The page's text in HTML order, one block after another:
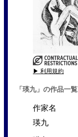
▶ 利用規約
「瑛九」の作品一覧
作家名
瑛九